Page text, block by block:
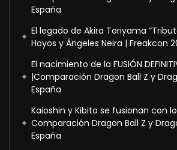
España
El legado de Akira Toriyama
Hoyos y Ángeles Neira | Freakcon
El nacimiento de la FUSIÓN
|Comparación Dragon Ball Z y
España
Kaioshin y Kibito se fusionan con
Comparación Dragon Ball Z y
España